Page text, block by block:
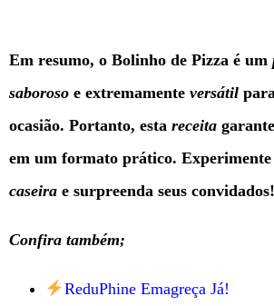
Em resumo, o Bolinho de Pizza é um
saboroso e extremamente versátil
ocasião. Portanto, esta receita
em um formato prático. Experimente
caseira e surpreenda seus convidados!
Confira também;
ReduPhine Emagreça Já!